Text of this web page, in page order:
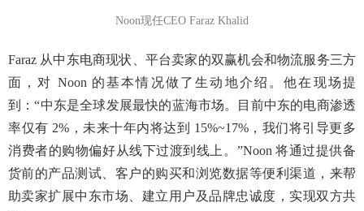
Noon现任CEO Faraz Khalid
Faraz 从中东电商现状、平台卖家的双赢机会和物流服务三方
面，对 Noon 的基本情况做了生动地介绍。他在现场提
到：“中东是全球发展最快的蓝海市场。目前中东的电商渗透
率仅有 2%，未来十年内将达到 15%~17%，我们将引导更多
消费者的购物偏好从线下过渡到线上。”Noon 将通过提供备
货前的产品测试、客户的购买和浏览数据等便利渠道，来帮
助卖家扩展中东市场、建立用户及品牌忠诚度，实现双方共